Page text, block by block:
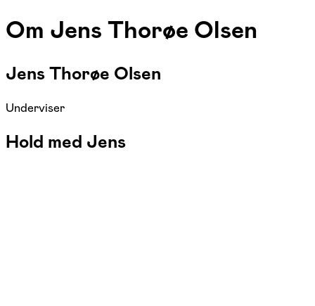
Om Jens Thorøe Olsen
Jens Thorøe Olsen
Underviser
Hold med Jens